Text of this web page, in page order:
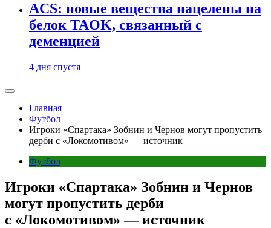
ACS: новые вещества нацелены на
белок TAOK, связанный с
деменцией
4 дня спустя
Главная
Футбол
Игроки «Спартака» Зобнин и Чернов могут пропустить
дерби с «Локомотивом» — источник
Футбол
Игроки «Спартака» Зобнин и Чернов
могут пропустить дерби
с «Локомотивом» — источник